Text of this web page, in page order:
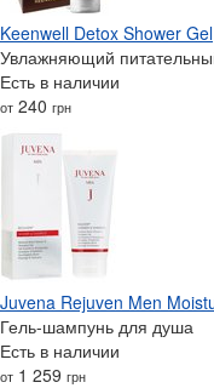
Keenwell Detox Shower Gel
Увлажняющий
Есть в наличии
от 240 грн
Juvena Rejuven Men
Гель-шампунь для душа
Есть в наличии
от 1 259 грн